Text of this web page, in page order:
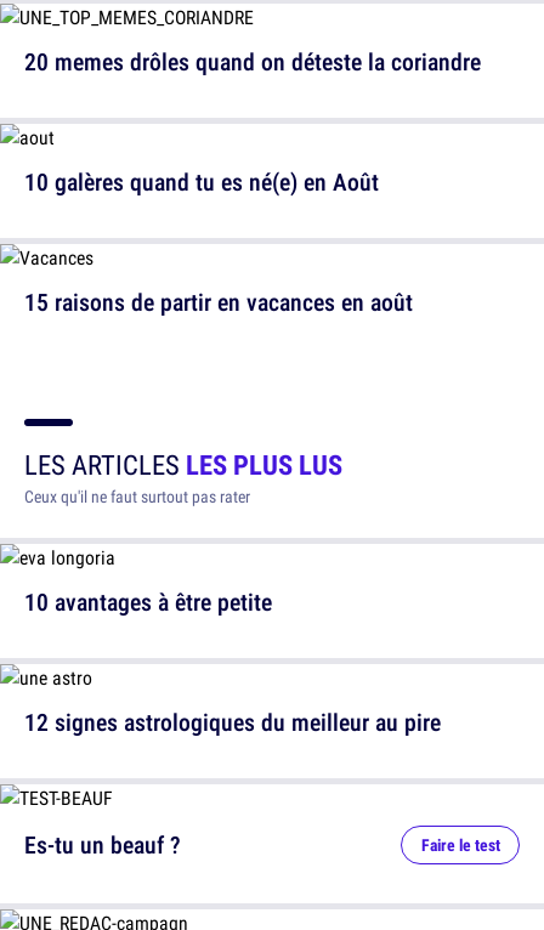
10 galères quand tu es né(e) en Août
20 memes drôles quand on déteste la coriandre
15 raisons de partir en vacances en août
LES ARTICLES LES PLUS LUS
Ceux qu'il ne faut surtout pas rater
10 avantages à être petite
12 signes astrologiques du meilleur au pire
Es-tu un beauf ? Faire le test